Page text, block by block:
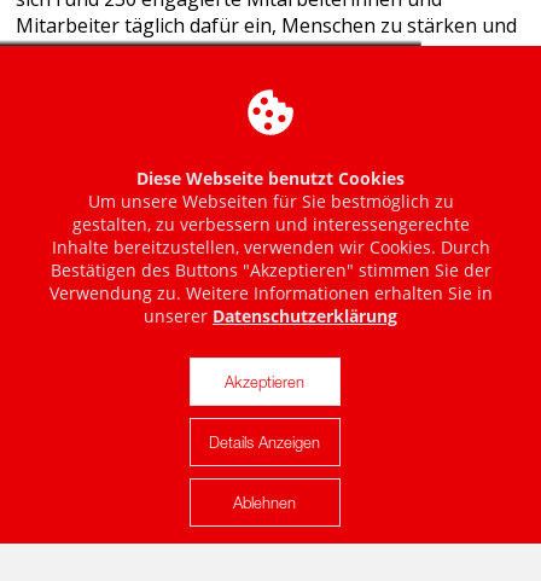
Karte anzeigen
Diese Webseite benutzt Cookies
Um unsere Webseiten für Sie bestmöglich zu
gestalten, zu verbessern und interessengerechte
Inhalte bereitzustellen, verwenden wir Cookies. Durch
Bestätigen des Buttons "Akzeptieren" stimmen Sie der
Verwendung zu. Weitere Informationen erhalten Sie in
unserer Datenschutzerklärung
Akzeptieren
Details Anzeigen
Ablehnen